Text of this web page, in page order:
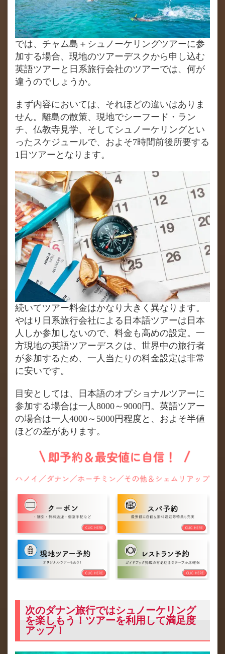
では、チャム島＋シュノーケリングツアーに参
加する場合、現地のツアーデスクから申し込む
英語ツアーと日系旅行会社のツアーでは、何が
違うのでしょうか。
まず内容においては、それほどの違いはありま
せん。離島の散策、現地でシーフード・ラン
チ、仏教寺見学、そしてシュノーケリングとい
ったスケジュールで、およそ7時間前後所要する
1日ツアーとなります。
続いてツアー料金はかなり大きく異なります。
やはり日系旅行会社による日本語ツアーは日本
人しか参加しないので、料金も高めの設定。一
方現地の英語ツアーデスクは、世界中の旅行者
が参加するため、一人当たりの料金設定は非常
に安いです。
目安としては、日本語のオプショナルツアーに
参加する場合は一人8000～9000円。英語ツアー
の場合は一人4000～5000円程度と、およそ半値
ほどの差があります。
次のダナン旅行ではシュノーケリング
を楽しもう！ツアーを利用して満足度
アップ！